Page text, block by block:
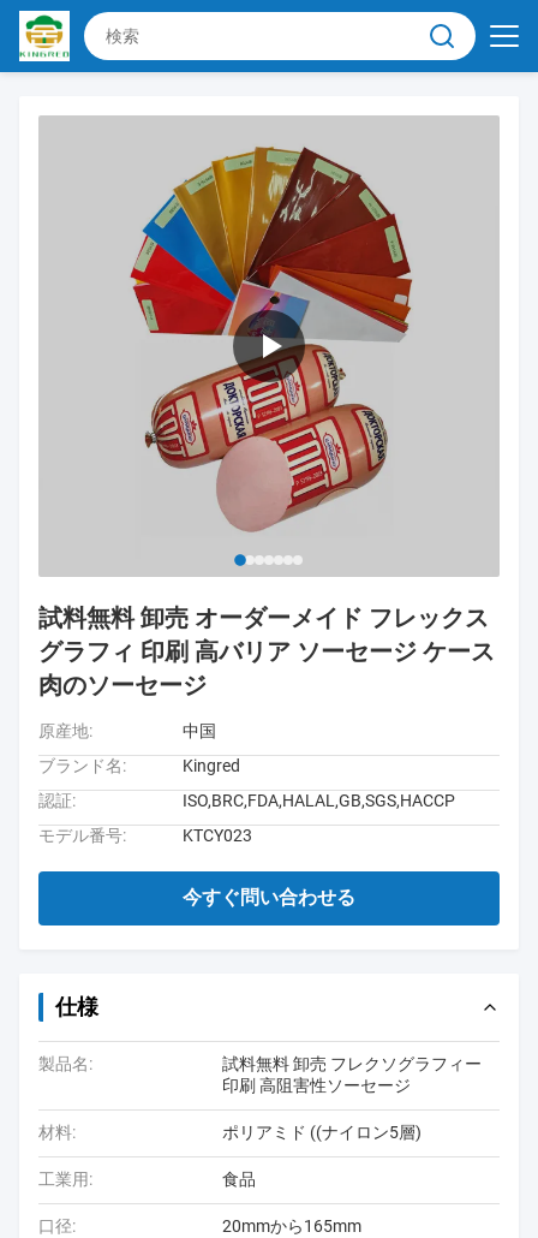
試料無料 卸売 オーダーメイド フレックス
グラフィ 印刷 高バリア ソーセージ ケース
肉のソーセージ
原産地:
中国
ブランド名:
Kingred
認証:
ISO,BRC,FDA,HALAL,GB,SGS,HACCP
モデル番号:
KTCY023
今すぐ問い合わせる
仕様
製品名:
試料無料 卸売 フレクソグラフィー
印刷 高阻害性ソーセージ
材料: ポリアミド ((ナイロン5層)
工業用: 食品
口径: 20mmから165mm